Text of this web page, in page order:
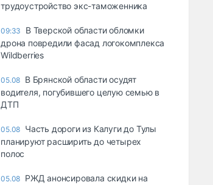
трудоустройство экс-таможенника
09:33
В Тверской области обломки
дрона повредили фасад логокомплекса
Wildberries
05.08 В Брянской области осудят
водителя, погубившего целую семью в
ДТП
05.08 Часть дороги из Калуги до Тулы
планируют расширить до четырех
полос
05.08 РЖД анонсировала скидки на